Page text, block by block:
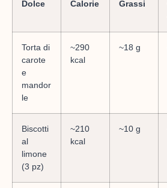
Dolce Calorie Grassi
Torta di
carote
e
mandor
le
~290
kcal
~18 g
Biscotti
al
limone
(3 pz)
~210
kcal
~10 g